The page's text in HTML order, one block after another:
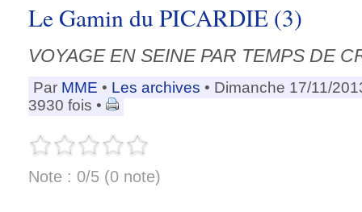
Le Gamin du PICARDIE (3)
VOYAGE EN SEINE PAR TEMPS DE
Par MME • Les archives • Dimanche 17/11/
3930 fois •
Note : 0/5 (0 note)